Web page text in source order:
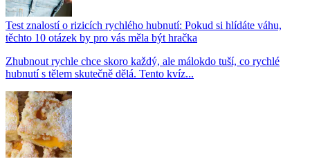
Test znalostí o rizicích rychlého hubnutí: Pokud si hlídáte váhu,
těchto 10 otázek by pro vás měla být hračka
Zhubnout rychle chce skoro každý, ale málokdo tuší, co rychlé
hubnutí s tělem skutečně dělá. Tento kvíz...